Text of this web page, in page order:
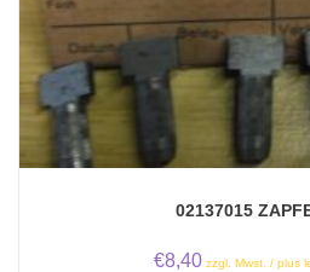
02137015
€8,40 zzgl. Mwst. / plus